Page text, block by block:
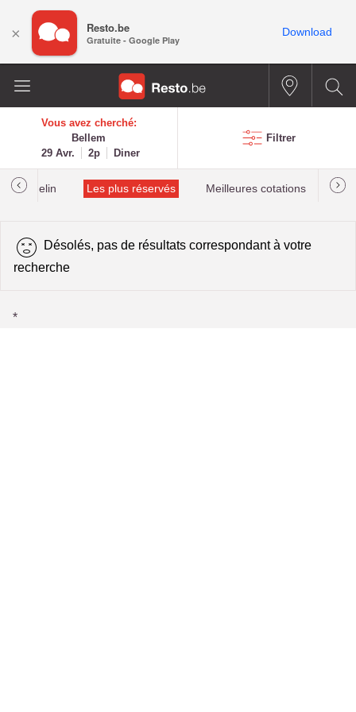
Vous avez cherché:
Bellem
29 Avr.
2p Diner
Filtrer
Michelin Les plus réservés Meilleures cotations
Désolés, pas de résultats correspondant à votre
recherche
*
× Resto.be
Gratuite - Google Play
Download